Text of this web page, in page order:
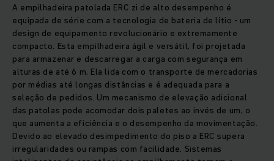
A empilhadeira patolada ERC zi de alto desempenho é
equipada de série com a tecnologia de bateria de lítio - um
design de equipamento revolucionário e extremamente
compacto. Esta empilhadeira ágil e versátil, foi projetada
para armazenar e descarregar a carga com segurança em
alturas de até 6 m. Ela lida com o transporte de mercadorias
por médias até longas distâncias e é adequada para a
seleção de pedidos. Um mecanismo de elevação adicional
das patolas pode acomodar dois paletes ao invés de um, o
que aumenta a eficiência e o desempenho da movimentação.
Devido ao elevado desimpedimento do piso a ERC supera
irregularidades ou rampas com facilidade. Sistemas